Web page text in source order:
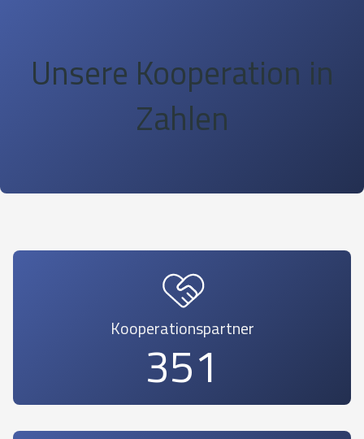
Unsere Kooperation in
Zahlen
393
Kooperationspartner